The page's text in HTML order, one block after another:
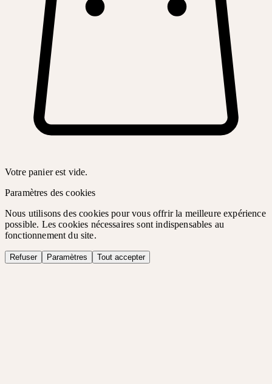
Votre panier est vide.
Paramètres des cookies
Nous utilisons des cookies pour vous offrir la meilleure expérience
possible. Les cookies nécessaires sont indispensables au
fonctionnement du site.
Refuser Paramètres Tout accepter